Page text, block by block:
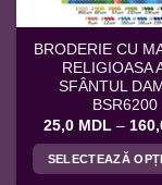
BRODERIE CU
RELIGIOASA
SFÂNTUL
BSR6200
25,0 MDL –
SELECTEAZĂ